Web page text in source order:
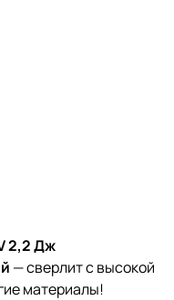
2,2 Дж
— сверлит с высокой
материалы!